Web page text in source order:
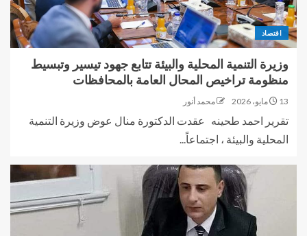
اقتصاد
وزيرة التنمية المحلية والبيئة تتابع جهود تيسير وتبسيط
منظومة تراخيص المحال العامة بالمحافظات
13 مايو، 2026 محمد أنور
تقرير احمد طحينه عقدت الدكتورة منال عوض وزيرة التنمية
المحلية والبيئة ، اجتماعاً...